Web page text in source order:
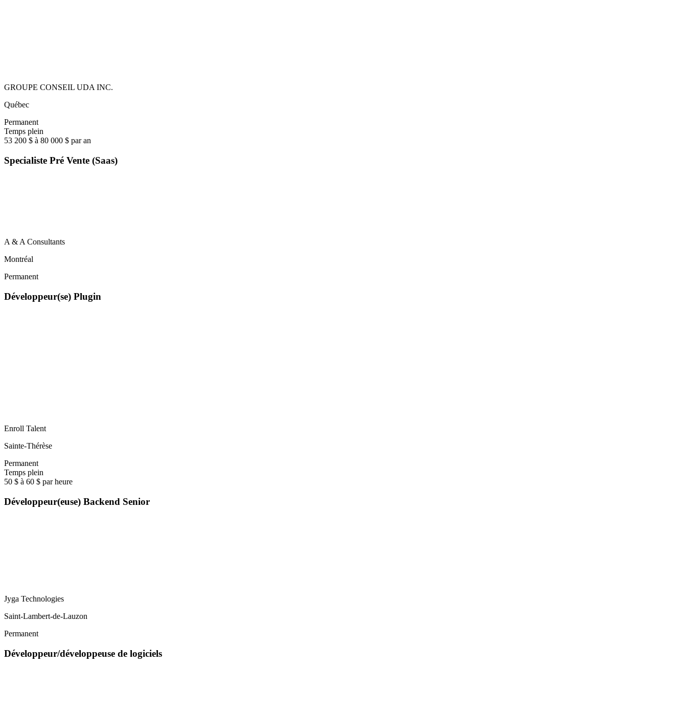
GROUPE CONSEIL UDA INC.
Québec
Permanent
Temps plein
53 200 $ à 80 000 $ par an
Specialiste Pré Vente (Saas)
A & A Consultants
Montréal
Permanent
Développeur(se) Plugin
Enroll Talent
Sainte-Thérèse
Permanent
Temps plein
50 $ à 60 $ par heure
Développeur(euse) Backend Senior
Jyga Technologies
Saint-Lambert-de-Lauzon
Permanent
Développeur/développeuse de logiciels